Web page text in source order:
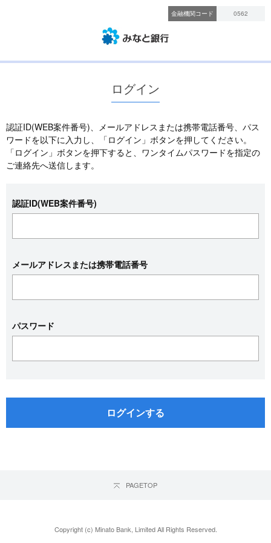
金融機関コード 0562
ログイン
認証ID(WEB案件番号)、メールアドレスまたは携帯電話番号、パス
ワードを以下に入力し、「ログイン」ボタンを押してください。
「ログイン」ボタンを押下すると、ワンタイムパスワードを指定の
ご連絡先へ送信します。
認証ID(WEB案件番号)
メールアドレスまたは携帯電話番号
パスワード
PAGETOP
Copyright (c) Minato Bank, Limited All Rights Reserved.